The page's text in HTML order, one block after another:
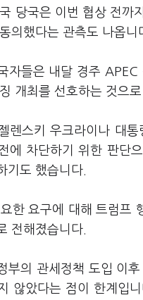
당국은 이번 협상 전까
의했다는 관측도 나옵니
자들은 내달 경주
개최를 선호하는 것으
렌스키 우크라이나 대
에 차단하기 위한 판단
기도 했습니다.
한 요구에 대해 트럼프
전해졌습니다.
부의 관세정책 도입 이
않았다는 점이 한계입